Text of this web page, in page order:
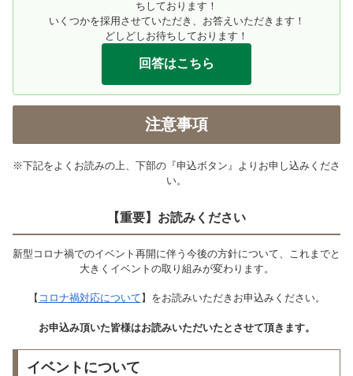
ちしております！
いくつかを採用させていただき、お答えいただきます！
どしどしお待ちしております！
回答はこちら
注意事項
※下記をよくお読みの上、下部の『申込ボタン』よりお申し込みくださ
い。
【重要】お読みください
新型コロナ禍でのイベント再開に伴う今後の方針について、これまでと
大きくイベントの取り組みが変わります。
【 コロナ禍対応について 】をお読みいただきお申込みください。
お申込み頂いた皆様はお読みいただいたとさせて頂きます。
イベントについて